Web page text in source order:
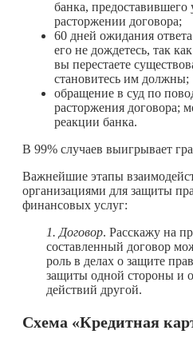
банка, предоставившего
расторжении договора;
60 дней ожидания
его не дождетесь, так
вы перестаете
становитесь им должны;
обращение в суд по
расторжения договора;
реакции банка.
В 99% случаев выигрывает
Важнейшие этапы
организациями для защиты
финансовых услуг:
1. Договор. Расскажу на
составленный договор
роль в делах о защите
защиты одной стороны и
действий другой.
Схема «Кредитная